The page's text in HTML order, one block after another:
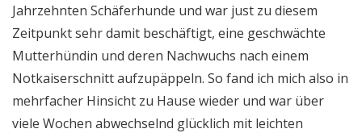
Jahrzehnten Schäferhunde und war just zu diesem
Zeitpunkt sehr damit beschäftigt, eine geschwächte
Mutterhündin und deren Nachwuchs nach einem
Notkaiserschnitt aufzupäppeln. So fand ich mich also in
mehrfacher Hinsicht zu Hause wieder und war über
viele Wochen abwechselnd glücklich mit leichten